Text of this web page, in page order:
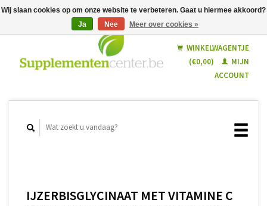
Nederlands
WINKELWAGENTJE
(€0,00)
MIJN
ACCOUNT
IJZERBISGLYCINAAT MET VITAMINE C
Wij slaan cookies op om onze website te verbeteren. Gaat u hiermee akkoord?
Ja
Nee Meer over cookies »